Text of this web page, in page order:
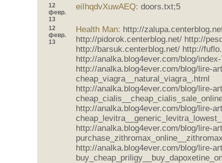
12
февр.
13
eiIhqdvXuwAEQ: doors.txt;5
12
февр.
13
Health Man: http://
http://pidorok.centerblog.net/ http://
http://barsuk.centerblog.net/ http://
http://analka.blog4ever.com/blog/
http://analka.blog4ever.com/blog/lire-
cheap_viagra__natural_viagra_.html
http://analka.blog4ever.com/blog/lire-
http://analka.blog4ever.com/blog/lire-
http://analka.blog4ever.com/blog/lire-
http://analka.blog4ever.com/blog/lire-